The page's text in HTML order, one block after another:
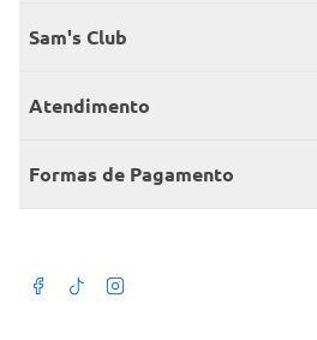
Quem somos
Encontre um Clube
Sam's Club
Seja sócio
Member’s Mark
Atendimento
Fale conosco
Atendimento em libras
Formas de Pagamento